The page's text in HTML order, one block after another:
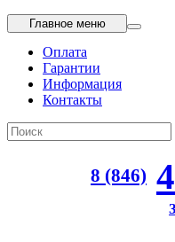
Главное меню
Оплата
Гарантии
Информация
Контакты
8 (846)